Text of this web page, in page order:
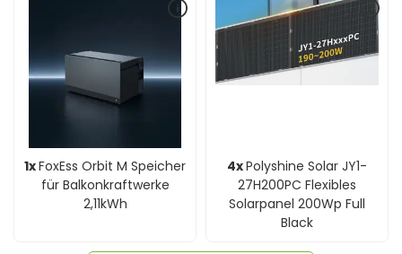
1xFoxEss Orbit M Speicher
für Balkonkraftwerke
2,11kWh
4xPolyshine Solar JY1-
27H200PC Flexibles
Solarpanel 200Wp Full
Black